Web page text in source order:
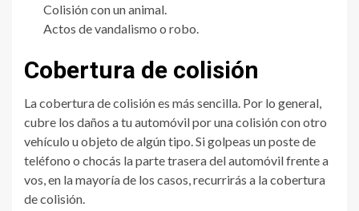
Colisión con un animal.
Actos de vandalismo o robo.
Cobertura de colisión
La cobertura de colisión es más sencilla. Por lo general,
cubre los daños a tu automóvil por una colisión con otro
vehículo u objeto de algún tipo. Si golpeas un poste de
teléfono o chocás la parte trasera del automóvil frente a
vos, en la mayoría de los casos, recurrirás a la cobertura
de colisión.